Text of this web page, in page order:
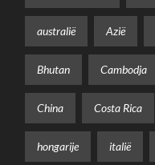
australië Azië
Bhutan Cambodja
China Costa Rica
hongarije italië